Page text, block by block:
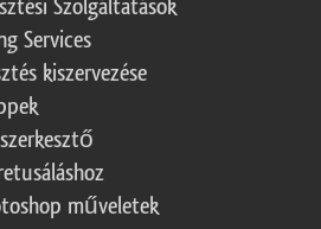
Szolgáltatások
Services
kiszervezése
műveletek